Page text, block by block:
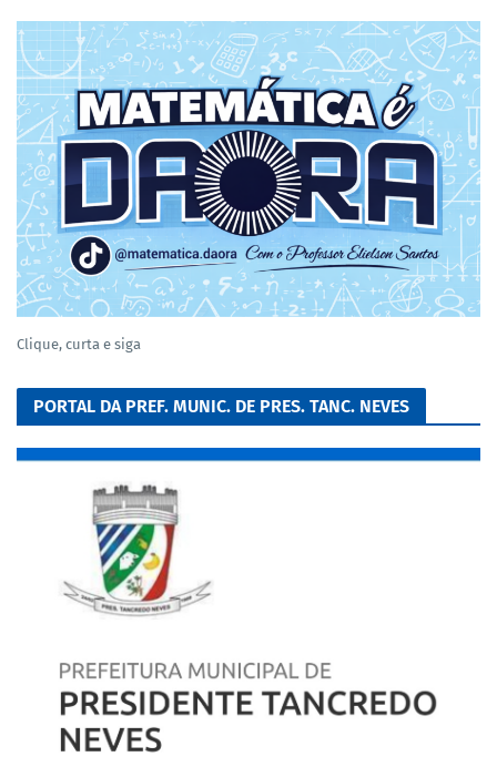
Clique, curta e siga
PORTAL DA PREF. MUNIC. DE PRES. TANC. NEVES